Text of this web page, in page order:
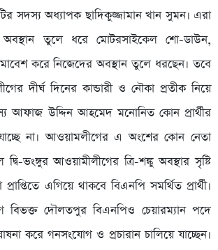
সদস্য অধ্যাপক ছাদিকুজ্জামান খান সুমন। এরা
তুলে ধরে মোটরসাইকেল শো-ডাউন,
করে নিজেদের অবস্থান তুলে ধরছেন। তবে
দীর্ঘ দিনের কান্ডারী ও নৌকা প্রতীক নিয়ে
আফাজ উদ্দিন আহমেদ মনোনিত কোন প্রার্থীর
না। আওয়ামলীগের এ অংশের কোন নেতা
দ্বি-ভংঙ্গুর আওয়ামীলীগের ত্রি-শঙ্কু অবস্থার সৃষ্টি
প্রাপ্তিতে এগিয়ে থাকবে বিএনপি সমর্থিত প্রার্থী।
বিভক্ত দৌলতপুর বিএনপিও চেয়ারম্যান পদে
করে গনসংযোগ ও প্রচারান চালিয়ে যাচ্ছেন।